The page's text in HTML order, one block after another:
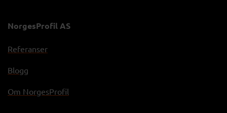
NorgesProfil AS
Referanser
Blogg
Om NorgesProfil